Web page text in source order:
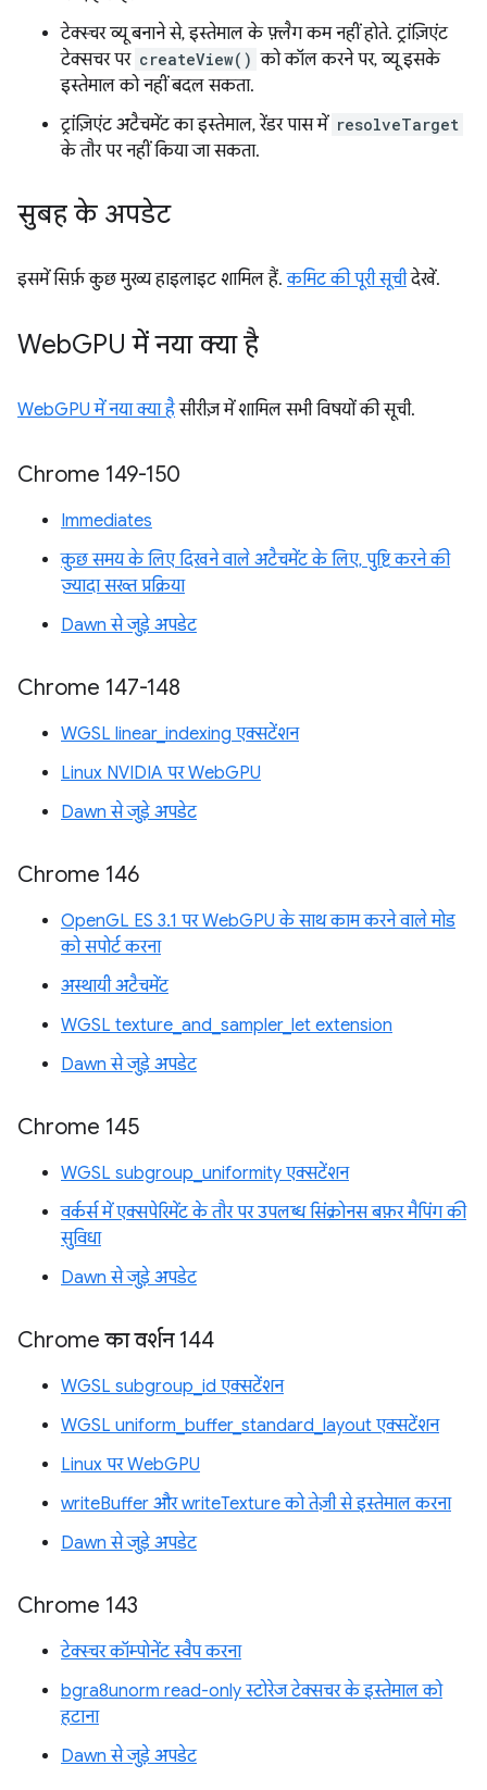
टेक्स्चर व्यू बनाने से, इस्तेमाल के फ़्लैग कम नहीं होते. ट्रांज़िएंट
टेक्सचर पर createView() को कॉल करने पर, व्यू इसके
इस्तेमाल को नहीं बदल सकता.
ट्रांज़िएंट अटैचमेंट का इस्तेमाल, रेंडर पास में resolveTarget
के तौर पर नहीं किया जा सकता.
सुबह के अपडेट
इसमें सिर्फ़ कुछ मुख्य हाइलाइट शामिल हैं.कमिट की पूरी सूचीदेखें.
WebGPU में नया क्या है
WebGPU में नया क्या हैसीरीज़ में शामिल सभी विषयों की सूची.
Chrome 149-150
Immediates
कुछ समय के लिए दिखने वाले अटैचमेंट के लिए, पुष्टि करने की
ज़्यादा सख्त प्रक्रिया
Dawn से जुड़े अपडेट
Chrome 147-148
WGSL linear_indexing एक्सटेंशन
Linux NVIDIA पर WebGPU
Dawn से जुड़े अपडेट
Chrome 146
OpenGL ES 3.1 पर WebGPU के साथ काम करने वाले मोड
को सपोर्ट करना
अस्थायी अटैचमेंट
WGSL texture_and_sampler_let extension
Dawn से जुड़े अपडेट
Chrome 145
WGSL subgroup_uniformity एक्सटेंशन
वर्कर्स में एक्सपेरिमेंट के तौर पर उपलब्ध सिंक्रोनस बफ़र मैपिंग की
सुविधा
Dawn से जुड़े अपडेट
Chrome का वर्शन 144
WGSL subgroup_id एक्सटेंशन
WGSL uniform_buffer_standard_layout एक्सटेंशन
Linux पर WebGPU
writeBuffer और writeTexture को तेज़ी से इस्तेमाल करना
Dawn से जुड़े अपडेट
Chrome 143
टेक्स्चर कॉम्पोनेंट स्वैप करना
bgra8unorm read-only स्टोरेज टेक्सचर के इस्तेमाल को
हटाना
Dawn से जुड़े अपडेट